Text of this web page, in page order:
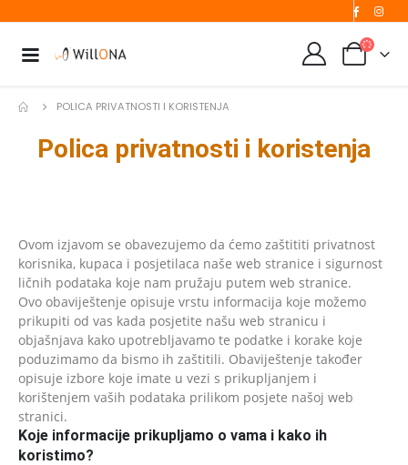
POLICA PRIVATNOSTI I KORISTENJA
Polica privatnosti i koristenja
Ovom izjavom se obavezujemo da ćemo zaštititi privatnost
korisnika, kupaca i posjetilaca naše web stranice i sigurnost
ličnih podataka koje nam pružaju putem web stranice.
Ovo obaviještenje opisuje vrstu informacija koje možemo
prikupiti od vas kada posjetite našu web stranicu i
objašnjava kako upotrebljavamo te podatke i korake koje
poduzimamo da bismo ih zaštitili. Obaviještenje također
opisuje izbore koje imate u vezi s prikupljanjem i
korištenjem vaših podataka prilikom posjete našoj web
stranici.
Koje informacije prikupljamo o vama i kako ih
koristimo?